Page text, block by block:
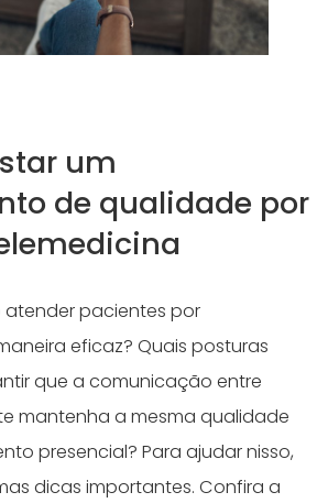
um
de qualidade por
atender pacientes por
eficaz? Quais posturas
que a comunicação entre
mantenha a mesma qualidade
presencial? Para ajudar nisso,
dicas importantes. Confira a